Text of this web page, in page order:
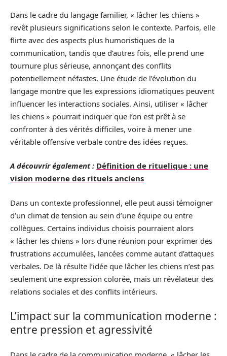
Dans le cadre du langage familier, « lâcher les chiens »
revêt plusieurs significations selon le contexte. Parfois, elle
flirte avec des aspects plus humoristiques de la
communication, tandis que d’autres fois, elle prend une
tournure plus sérieuse, annonçant des conflits
potentiellement néfastes. Une étude de l’évolution du
langage montre que les expressions idiomatiques peuvent
influencer les interactions sociales. Ainsi, utiliser « lâcher
les chiens » pourrait indiquer que l’on est prêt à se
confronter à des vérités difficiles, voire à mener une
véritable offensive verbale contre des idées reçues.
A découvrir également : Définition de rituelique : une
vision moderne des rituels anciens
Dans un contexte professionnel, elle peut aussi témoigner
d’un climat de tension au sein d’une équipe ou entre
collègues. Certains individus choisis pourraient alors
« lâcher les chiens » lors d’une réunion pour exprimer des
frustrations accumulées, lancées comme autant d’attaques
verbales. De là résulte l’idée que lâcher les chiens n’est pas
seulement une expression colorée, mais un révélateur des
relations sociales et des conflits intérieurs.
L’impact sur la communication moderne :
entre pression et agressivité